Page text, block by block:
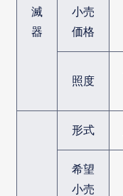
滅
器
小売
価格
照度
形式
希望
小売